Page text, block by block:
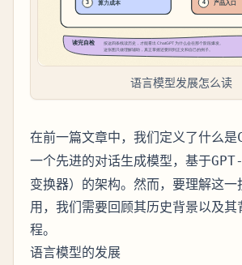
语言模型发展怎么读
在前一篇文章中，我们定义了什么是
一个先进的对话生成模型，基于
变换器）的架构。然而，要理解这一
用，我们需要回顾其历史背景以及
程。
语言模型的发展